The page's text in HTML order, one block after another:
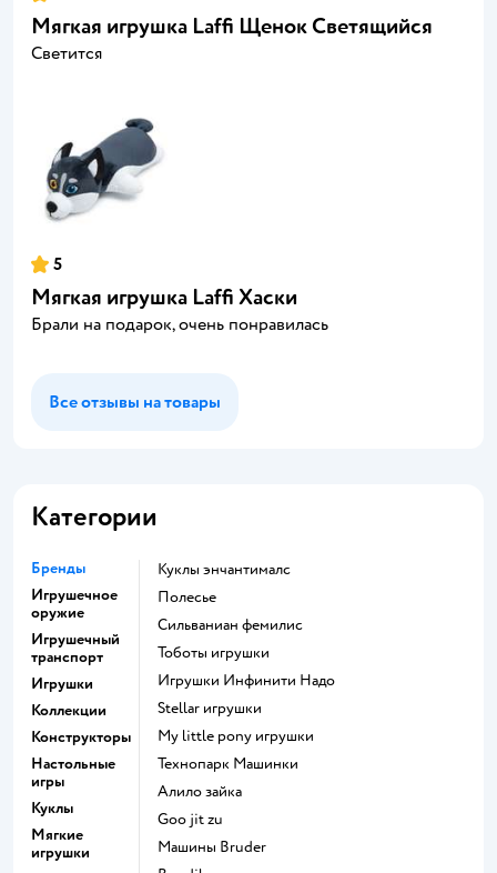
Мягкая игрушка Laffi Щенок Светящийся
Светится
5
Мягкая игрушка Laffi Хаски
Брали на подарок, очень понравилась
Все отзывы на товары
Категории
Бренды
Игрушечное
оружие
Игрушечный
транспорт
Игрушки
Коллекции
Конструкторы
Настольные
игры
Куклы
Мягкие
игрушки
Куклы энчантималс
Полесье
Сильваниан фемилис
Тоботы игрушки
Игрушки Инфинити Надо
Stellar игрушки
my little pony игрушки
Технопарк Машинки
Алило зайка
Goo jit zu
Машины Bruder